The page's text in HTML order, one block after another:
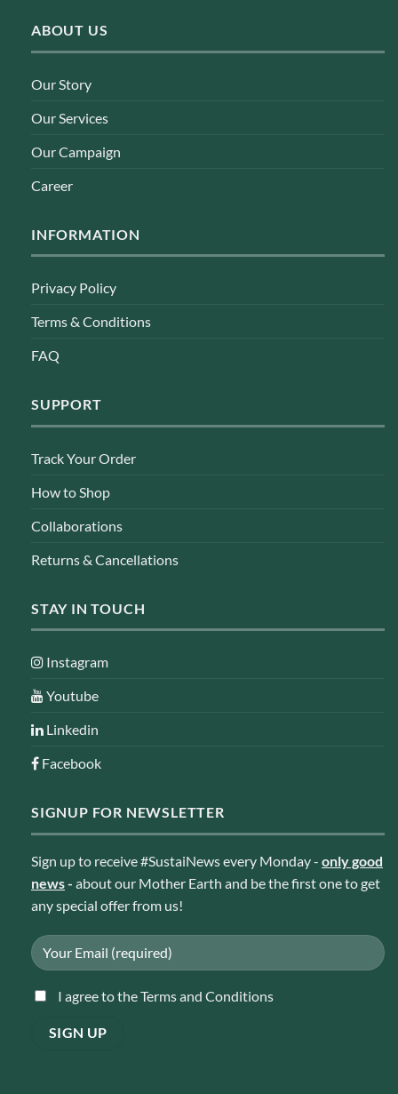
ABOUT US
Our Story
Our Services
Our Campaign
Career
INFORMATION
Privacy Policy
Terms & Conditions
FAQ
SUPPORT
Track Your Order
How to Shop
Collaborations
Returns & Cancellations
STAY IN TOUCH
Instagram
Youtube
Linkedin
Facebook
SIGNUP FOR NEWSLETTER
Sign up to receive #SustaiNews every Monday - only good
news- about our Mother Earth and be the first one to get
any special offer from us!
I agree to the Terms and Conditions